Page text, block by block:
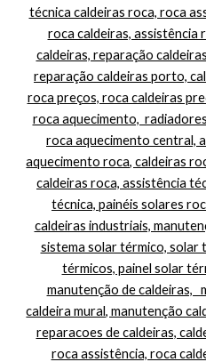
técnica caldeiras roca, roca
roca caldeiras,
caldeiras, reparação
reparação caldeiras porto,
roca preços, roca caldeiras
roca aquecimento,
roca aquecimento central,
aquecimento roca, caldeiras
caldeiras roca, assistência
técnica, painéis solares
caldeiras industriais,
sistema solar térmico, solar
térmicos, painel solar
manutenção de caldeiras,
caldeira mural, manutenção
reparacoes de caldeiras,
roca assistência, roca